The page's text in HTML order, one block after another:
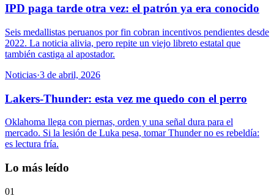
IPD paga tarde otra vez: el patrón ya era conocido
Seis medallistas peruanos por fin cobran incentivos pendientes desde
2022. La noticia alivia, pero repite un viejo libreto estatal que
también castiga al apostador.
Noticias·3 de abril, 2026
Lakers-Thunder: esta vez me quedo con el perro
Oklahoma llega con piernas, orden y una señal dura para el
mercado. Si la lesión de Luka pesa, tomar Thunder no es rebeldía:
es lectura fría.
Lo más leído
01